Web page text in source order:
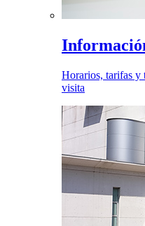
Horarios, tarifas y
visita